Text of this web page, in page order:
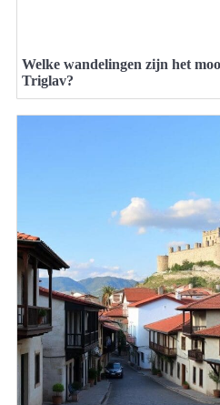
Welke wandelingen zijn het
Triglav?